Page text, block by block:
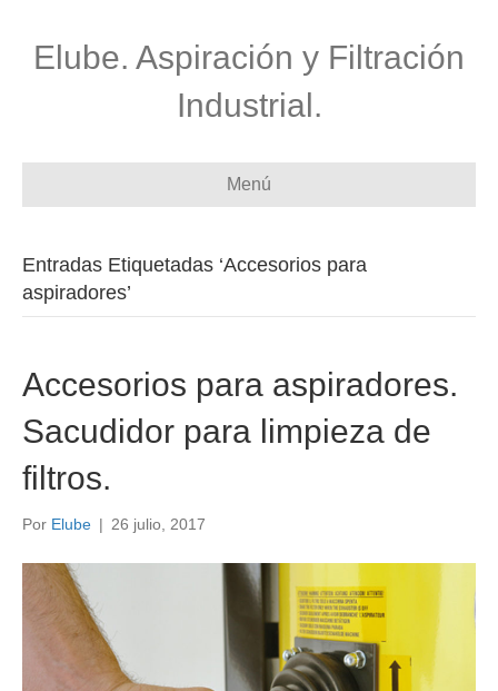
Elube. Aspiración y Filtración
Industrial.
Menú
Entradas Etiquetadas ‘Accesorios para
aspiradores’
Accesorios para aspiradores.
Sacudidor para limpieza de
filtros.
Por Elube | 26 julio, 2017